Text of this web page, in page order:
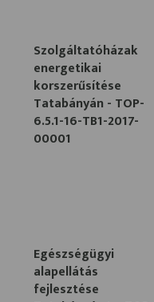
Szolgáltatóházak
energetikai
korszerűsítése
Tatabányán - TOP-
6.5.1-16-TB1-2017-
00001
Egészségügyi
alapellátás
fejlesztése